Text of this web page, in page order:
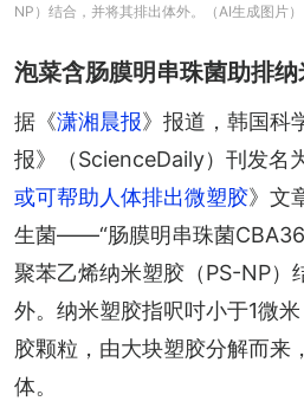
NP）结合，并将其排出体外。（AI生成图片）
泡菜含肠膜明串珠菌助排
据《潇湘晨报》报道，韩国科
报》（ScienceDaily）刊发名
或可帮助人体排出微塑胶》文
生菌——“肠膜明串珠菌
聚苯乙烯纳米塑胶（PS-NP）
外。纳米塑胶指呎吋小于1微
胶颗粒，由大块塑胶分解而来
体。